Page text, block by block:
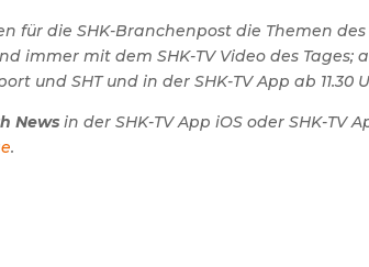
für die SHK-Branchenpost die Themen
immer mit dem SHK-TV Video des Tages;
und SHT und in der SHK-TV App ab
News in der SHK-TV App iOS oder SHK-TV
.